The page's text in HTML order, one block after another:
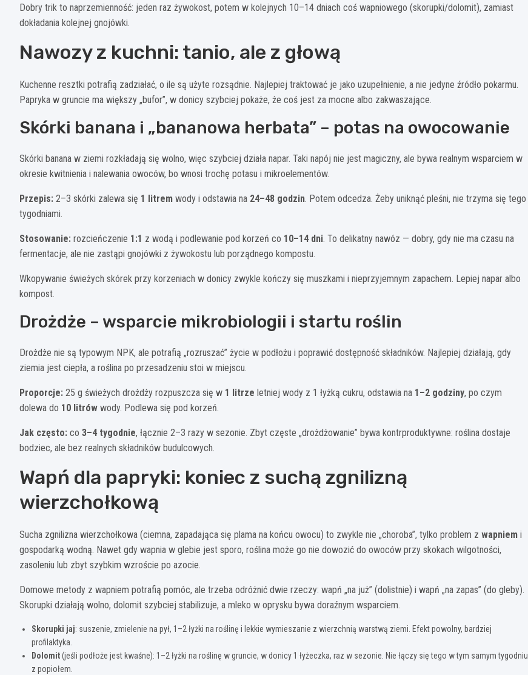
Dobry trik to naprzemienność: jeden raz żywokost, potem w kolejnych 10–14 dniach coś wapniowego (skorupki/dolomit), zamiast
dokładania kolejnej gnojówki.
Nawozy z kuchni: tanio, ale z głową
Kuchenne resztki potrafią zadziałać, o ile są użyte rozsądnie. Najlepiej traktować je jako uzupełnienie, a nie jedyne źródło pokarmu.
Papryka w gruncie ma większy „bufor”, w donicy szybciej pokaże, że coś jest za mocne albo zakwaszające.
Skórki banana i „bananowa herbata” – potas na owocowanie
Skórki banana w ziemi rozkładają się wolno, więc szybciej działa napar. Taki napój nie jest magiczny, ale bywa realnym wsparciem w
okresie kwitnienia i nalewania owoców, bo wnosi trochę potasu i mikroelementów.
Przepis: 2–3 skórki zalewa się 1 litrem wody i odstawia na 24–48 godzin. Potem odcedza. Żeby uniknąć pleśni, nie trzyma się tego
tygodniami.
Stosowanie: rozcieńczenie 1:1 z wodą i podlewanie pod korzeń co 10–14 dni. To delikatny nawóz — dobry, gdy nie ma czasu na
fermentacje, ale nie zastąpi gnojówki z żywokostu lub porządnego kompostu.
Wkopywanie świeżych skórek przy korzeniach w donicy zwykle kończy się muszkami i nieprzyjemnym zapachem. Lepiej napar albo
kompost.
Drożdże – wsparcie mikrobiologii i startu roślin
Drożdże nie są typowym NPK, ale potrafią „rozruszać” życie w podłożu i poprawić dostępność składników. Najlepiej działają, gdy
ziemia jest ciepła, a roślina po przesadzeniu stoi w miejscu.
Proporcje: 25 g świeżych drożdży rozpuszcza się w 1 litrze letniej wody z 1 łyżką cukru, odstawia na 1–2 godziny, po czym
dolewa do 10 litrów wody. Podlewa się pod korzeń.
Jak często: co 3–4 tygodnie, łącznie 2–3 razy w sezonie. Zbyt częste „drożdżowanie” bywa kontrproduktywne: roślina dostaje
bodziec, ale bez realnych składników budulcowych.
Wapń dla papryki: koniec z suchą zgnilizną
wierzchołkową
Sucha zgnilizna wierzchołkowa (ciemna, zapadająca się plama na końcu owocu) to zwykle nie „choroba”, tylko problem z wapniem i
gospodarką wodną. Nawet gdy wapnia w glebie jest sporo, roślina może go nie dowozić do owoców przy skokach wilgotności,
zasoleniu lub zbyt szybkim wzroście po azocie.
Domowe metody z wapniem potrafią pomóc, ale trzeba odróżnić dwie rzeczy: wapń „na już” (dolistnie) i wapń „na zapas” (do gleby).
Skorupki działają wolno, dolomit szybciej stabilizuje, a mleko w oprysku bywa doraźnym wsparciem.
Skorupki jaj: suszenie, zmielenie na pył, 1–2 łyżki na roślinę i lekkie wymieszanie z wierzchnią warstwą ziemi. Efekt powolny, bardziej
profilaktyka.
Dolomit(jeśli podłoże jest kwaśne): 1–2 łyżki na roślinę w gruncie, w donicy 1 łyżeczka, raz w sezonie. Nie łączy się tego w tym samym tygodniu
z popiołem.